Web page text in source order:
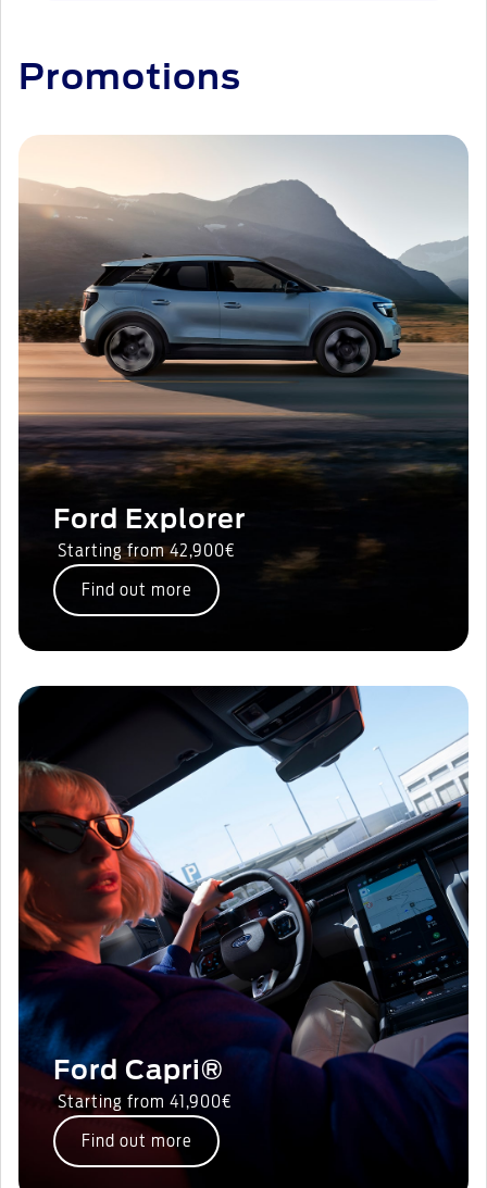
Promotions
Ford Explorer
Starting from 42,900€
Find out more
Ford Capri®
Starting from 41,900€
Find out more